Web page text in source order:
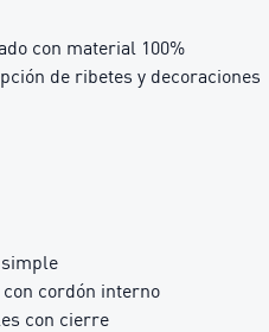
con material 100%
de ribetes y decoraciones
cordón interno
con cierre